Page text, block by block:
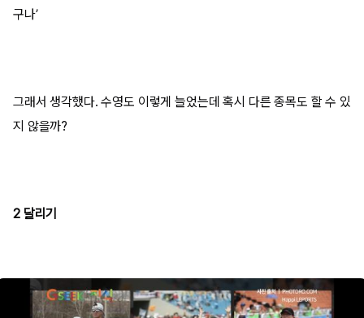
구나’
그래서 생각했다. 수영도 이렇게 늘었는데 혹시 다른 종목도 할 수 있
지 않을까?
2 달리기